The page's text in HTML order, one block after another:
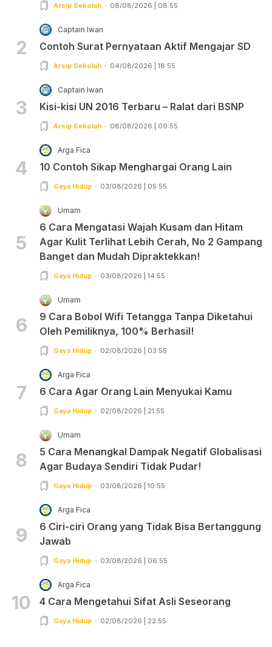
Arsip Sekolah 08/08/2026 | 08:55
2
Captain Iwan
Contoh Surat Pernyataan Aktif Mengajar SD
Arsip Sekolah 04/08/2026 | 18:55
3
Captain Iwan
Kisi-kisi UN 2016 Terbaru – Ralat dari BSNP
Arsip Sekolah 08/08/2026 | 09:55
4
Arga Fica
10 Contoh Sikap Menghargai Orang Lain
Gaya Hidup 03/08/2026 | 05:55
5
Umam
6 Cara Mengatasi Wajah Kusam dan Hitam
Agar Kulit Terlihat Lebih Cerah, No 2 Gampang
Banget dan Mudah Dipraktekkan!
Gaya Hidup 03/08/2026 | 14:55
6
Umam
9 Cara Bobol Wifi Tetangga Tanpa Diketahui
Oleh Pemiliknya, 100% Berhasil!
Gaya Hidup 02/08/2026 | 03:55
7
Arga Fica
6 Cara Agar Orang Lain Menyukai Kamu
Gaya Hidup 02/08/2026 | 21:55
8
Umam
5 Cara Menangkal Dampak Negatif Globalisasi
Agar Budaya Sendiri Tidak Pudar!
Gaya Hidup 03/08/2026 | 10:55
9
Arga Fica
6 Ciri-ciri Orang yang Tidak Bisa Bertanggung
Jawab
Gaya Hidup 03/08/2026 | 06:55
10
Arga Fica
4 Cara Mengetahui Sifat Asli Seseorang
Gaya Hidup 02/08/2026 | 22:55